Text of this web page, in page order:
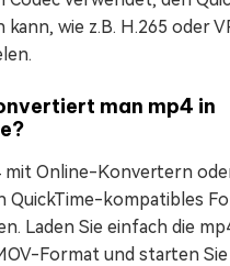
wie z.B. H.265 oder
man mp4 in
mit Online-Konvertern
QuickTime-kompatibles
Laden Sie einfach die
Format und starten Sie